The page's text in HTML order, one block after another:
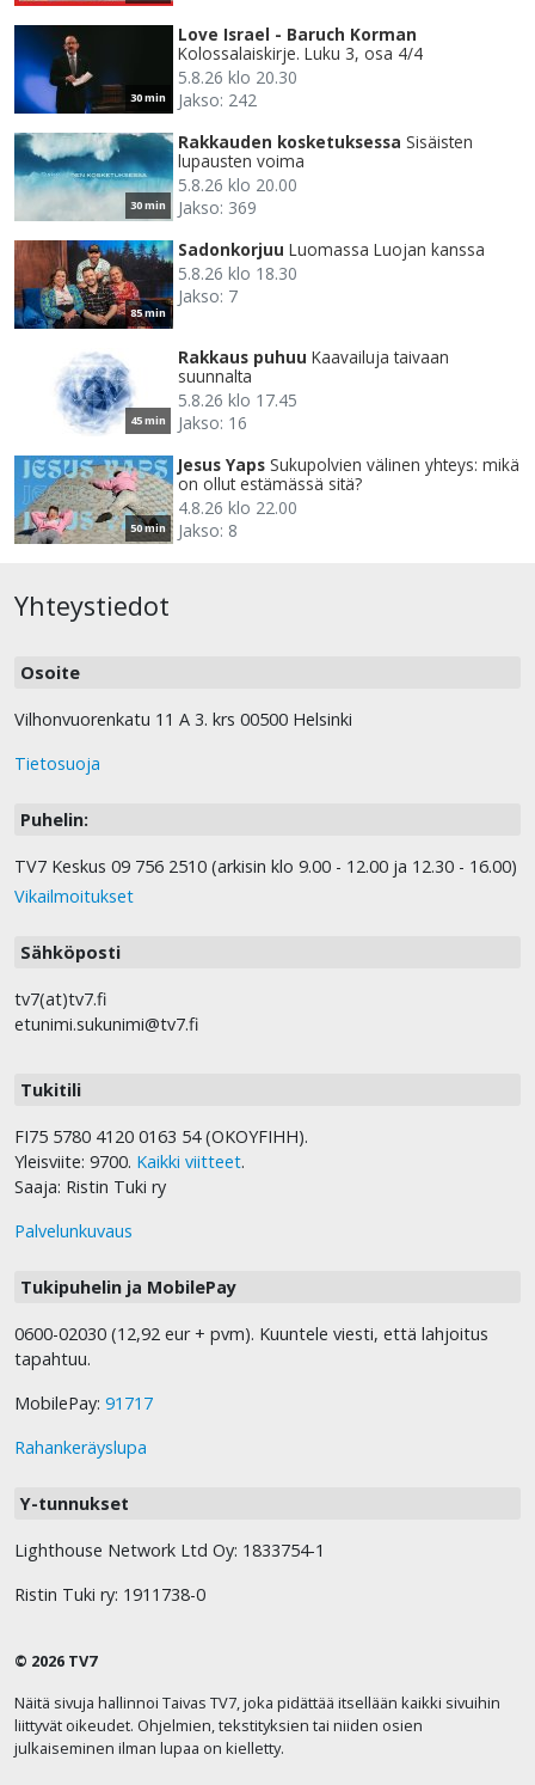
30 min
Love Israel - Baruch Korman
Kolossalaiskirje. Luku 3, osa 4/4
5.8.26 klo 20.30
Jakso: 242
30 min
Rakkauden kosketuksessa Sisäisten
lupausten voima
5.8.26 klo 20.00
Jakso: 369
85 min
Sadonkorjuu Luomassa Luojan kanssa
5.8.26 klo 18.30
Jakso: 7
45 min
Rakkaus puhuu Kaavailuja taivaan
suunnalta
5.8.26 klo 17.45
Jakso: 16
50 min
Jesus Yaps Sukupolvien välinen yhteys: mikä
on ollut estämässä sitä?
4.8.26 klo 22.00
Jakso: 8
Yhteystiedot
Osoite
Vilhonvuorenkatu 11 A 3. krs 00500 Helsinki
Tietosuoja
Puhelin:
TV7 Keskus 09 756 2510 (arkisin klo 9.00 - 12.00 ja 12.30 - 16.00)
Vikailmoitukset
Sähköposti
tv7(at)tv7.fi
etunimi.sukunimi@tv7.fi
Tukitili
FI75 5780 4120 0163 54 (OKOYFIHH).
Yleisviite: 9700. Kaikki viitteet.
Saaja: Ristin Tuki ry
Palvelunkuvaus
Tukipuhelin ja MobilePay
0600-02030 (12,92 eur + pvm). Kuuntele viesti, että lahjoitus
tapahtuu.
MobilePay: 91717
Rahankeräyslupa
Y-tunnukset
Lighthouse Network Ltd Oy: 1833754-1
Ristin Tuki ry: 1911738-0
© 2026 TV7
Näitä sivuja hallinnoi Taivas TV7, joka pidättää itsellään kaikki sivuihin
liittyvät oikeudet. Ohjelmien, tekstityksien tai niiden osien
julkaiseminen ilman lupaa on kielletty.